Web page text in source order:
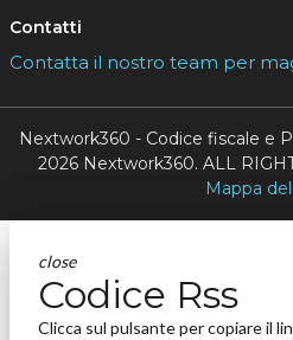
Contatti
Contatta il nostro team per
Nextwork360 - Codice fiscale e
2026 Nextwork360. ALL
Mappa
close
Codice Rss
Clicca sul pulsante per copiare il